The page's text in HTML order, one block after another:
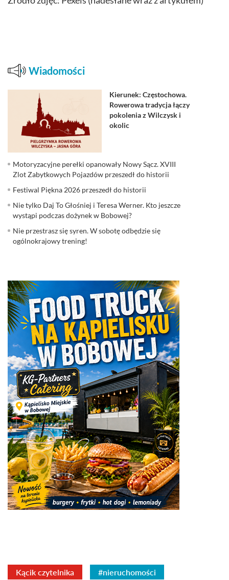
Wiadomości
Kierunek: Częstochowa.
Rowerowa tradycja łączy
pokolenia z Wilczysk i
okolic
Motoryzacyjne perełki opanowały Nowy Sącz. XVIII
Zlot Zabytkowych Pojazdów przeszedł do historii
Festiwal Piękna 2026 przeszedł do historii
Nie tylko Daj To Głośniej i Teresa Werner. Kto jeszcze
wystąpi podczas dożynek w Bobowej?
Nie przestrasz się syren. W sobotę odbędzie się
ogólnokrajowy trening!
Kącik czytelnika #nieruchomości